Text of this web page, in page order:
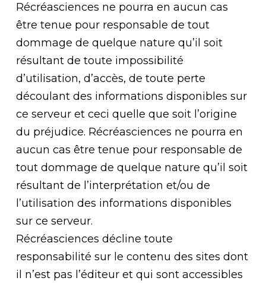
Récréasciences ne pourra en aucun cas
être tenue pour responsable de tout
dommage de quelque nature qu’il soit
résultant de toute impossibilité
d’utilisation, d’accès, de toute perte
découlant des informations disponibles sur
ce serveur et ceci quelle que soit l’origine
du préjudice. Récréasciences ne pourra en
aucun cas être tenue pour responsable de
tout dommage de quelque nature qu’il soit
résultant de l’interprétation et/ou de
l’utilisation des informations disponibles
sur ce serveur.
Récréasciences décline toute
responsabilité sur le contenu des sites dont
il n’est pas l’éditeur et qui sont accessibles